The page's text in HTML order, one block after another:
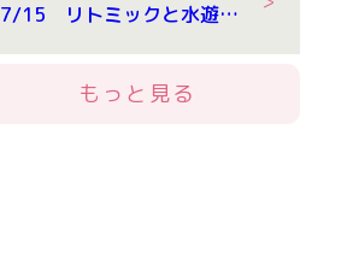
7/15 リトミックと水遊び＆泥遊び
もっと見る